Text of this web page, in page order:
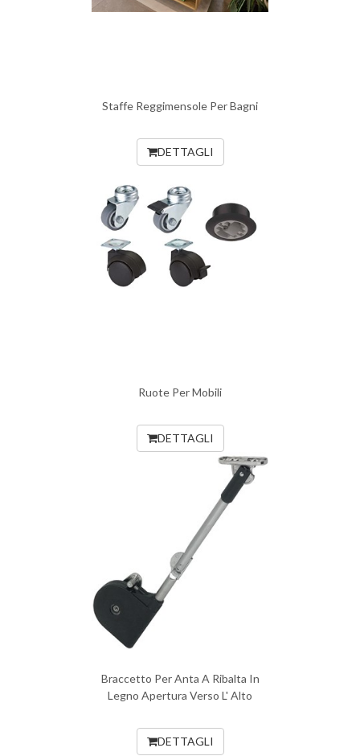
Staffe Reggimensole Per Bagni
DETTAGLI
Ruote Per Mobili
DETTAGLI
Braccetto Per Anta A Ribalta In
Legno Apertura Verso L' Alto
DETTAGLI